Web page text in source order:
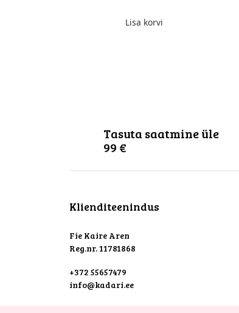
Lisa korvi
Tasuta saatmine üle
99 €
Klienditeenindus
Fie Kaire Aren
Reg.nr. 11781868
+372 55657479
info@kadari.ee